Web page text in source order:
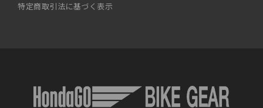
特定商取引法に基づく表示